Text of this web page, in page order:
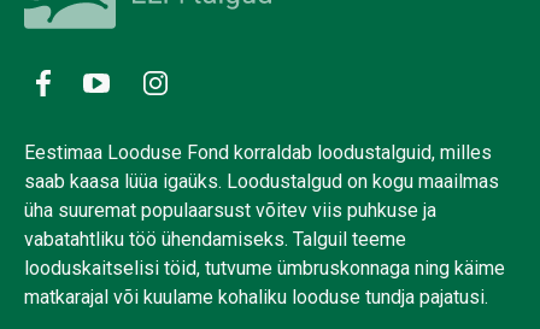
Eestimaa Looduse Fond korraldab loodustalguid, milles
saab kaasa lüüa igaüks. Loodustalgud on kogu maailmas
üha suuremat populaarsust võitev viis puhkuse ja
vabatahtliku töö ühendamiseks. Talguil teeme
looduskaitselisi töid, tutvume ümbruskonnaga ning käime
matkarajal või kuulame kohaliku looduse tundja pajatusi.